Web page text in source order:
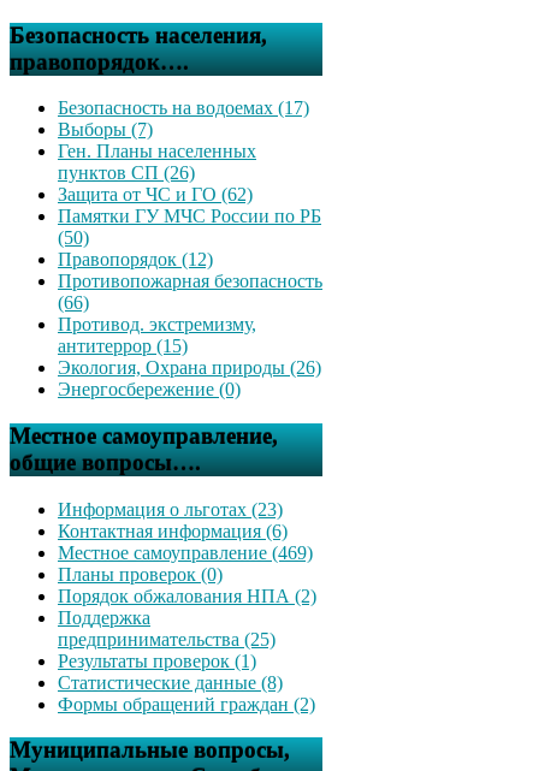
Безопасность населения,
правопорядок….
Безопасность на водоемах (17)
Выборы (7)
Ген. Планы населенных
пунктов СП (26)
Защита от ЧС и ГО (62)
Памятки ГУ МЧС России по РБ
(50)
Правопорядок (12)
Противопожарная безопасность
(66)
Противод. экстремизму,
антитеррор (15)
Экология, Охрана природы (26)
Энергосбережение (0)
Местное самоуправление,
общие вопросы….
Информация о льготах (23)
Контактная информация (6)
Местное самоуправление (469)
Планы проверок (0)
Порядок обжалования НПА (2)
Поддержка
предпринимательства (25)
Результаты проверок (1)
Статистические данные (8)
Формы обращений граждан (2)
Муниципальные вопросы,